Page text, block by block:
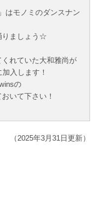
はモノミのダンスナン
りましょう☆
れていた大和雅尚が
入します！
の
いて下さい！
（2025年3月31日更新）